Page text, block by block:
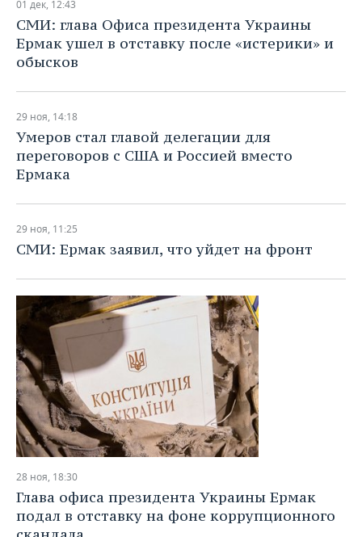
01 дек, 12:43
СМИ: глава Офиса президента Украины
Ермак ушел в отставку после «истерики» и
обысков
29 ноя, 14:18
Умеров стал главой делегации для
переговоров с США и Россией вместо
Ермака
29 ноя, 11:25
СМИ: Ермак заявил, что уйдет на фронт
28 ноя, 18:30
Глава офиса президента Украины Ермак
подал в отставку на фоне коррупционного